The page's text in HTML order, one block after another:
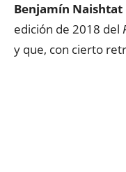
Benjamín Naishtat
edición de 2018 del
y que, con cierto